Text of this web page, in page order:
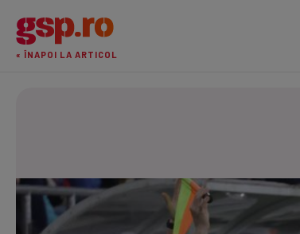
« ÎNAPOI LA ARTICOL